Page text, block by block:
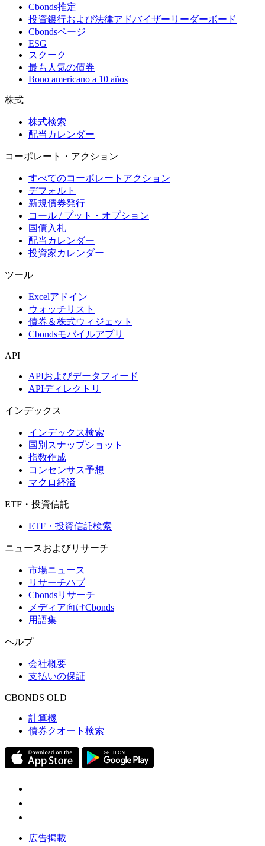
Cbonds推定
投資銀行および法律アドバイザーリーダーボード
Cbondsページ
ESG
スクーク
最も人気の債券
Bono americano a 10 años
株式
株式検索
配当カレンダー
コーポレート・アクション
すべてのコーポレートアクション
デフォルト
新規債券発行
コール / プット・オプション
国債入札
配当カレンダー
投資家カレンダー
ツール
Excelアドイン
ウォッチリスト
債券＆株式ウィジェット
Cbondsモバイルアプリ
API
APIおよびデータフィード
APIディレクトリ
インデックス
インデックス検索
国別スナップショット
指数作成
コンセンサス予想
マクロ経済
ETF・投資信託
ETF・投資信託検索
ニュースおよびリサーチ
市場ニュース
リサーチハブ
Cbondsリサーチ
メディア向けCbonds
用語集
ヘルプ
会社概要
支払いの保証
CBONDS OLD
計算機
債券クオート検索
広告掲載